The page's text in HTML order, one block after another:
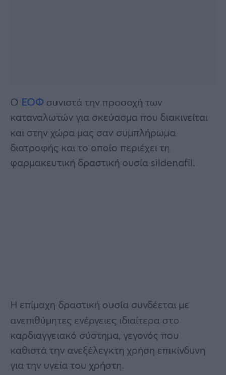
Ο ΕΟΦ συνιστά την προσοχή των
καταναλωτών για σκεύασμα που διακινείται
και στην χώρα μας σαν συμπλήρωμα
διατροφής και το οποίο περιέχει τη
φαρμακευτική δραστική ουσία sildenafil.
Η επίμαχη δραστική ουσία συνδέεται με
ανεπιθύμητες ενέργειες ιδιαίτερα στο
καρδιαγγειακό σύστημα, γεγονός που
καθιστά την ανεξέλεγκτη χρήση επικίνδυνη
για την υγεία του χρήστη.